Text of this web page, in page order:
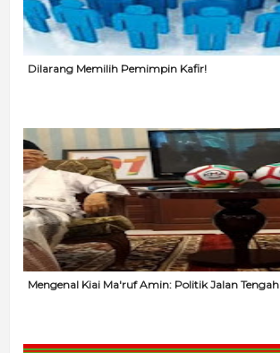
Dilarang Memilih Pemimpin Kafir!
Mengenal Kiai Ma'ruf Amin: Politik Jalan Tengah